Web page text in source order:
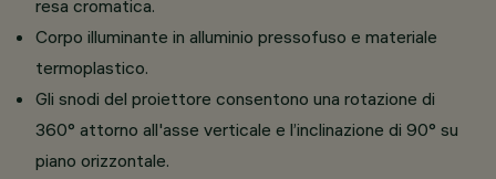
resa cromatica.
Corpo illuminante in alluminio pressofuso e materiale
termoplastico.
Gli snodi del proiettore consentono una rotazione di
360° attorno all'asse verticale e l’inclinazione di 90° su
piano orizzontale.